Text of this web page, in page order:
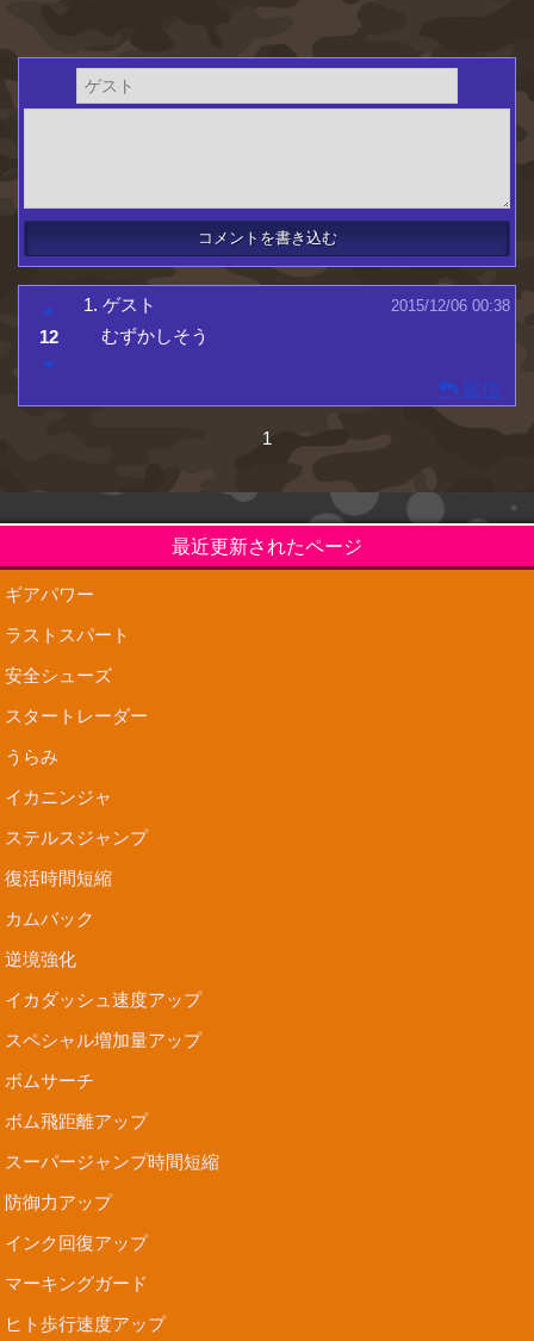
1.ゲスト 2015/12/06 00:38
むずかしそう
12
返信
1
最近更新されたページ
ギアパワー
ラストスパート
安全シューズ
スタートレーダー
うらみ
イカニンジャ
ステルスジャンプ
復活時間短縮
カムバック
逆境強化
イカダッシュ速度アップ
スペシャル増加量アップ
ボムサーチ
ボム飛距離アップ
スーパージャンプ時間短縮
防御力アップ
インク回復アップ
マーキングガード
ヒト歩行速度アップ